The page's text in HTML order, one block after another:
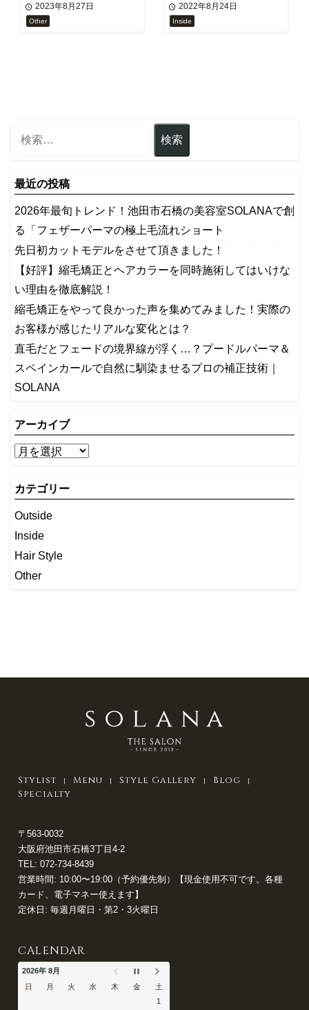
2023年8月27日
Other
2022年8月24日
Inside
最近の投稿
2026年最旬トレンド！池田市石橋の美容室SOLANAで創
る「フェザーパーマの極上毛流れショート
先日初カットモデルをさせて頂きました！
【好評】縮毛矯正とヘアカラーを同時施術してはいけな
い理由を徹底解説！
縮毛矯正をやって良かった声を集めてみました！実際の
お客様が感じたリアルな変化とは？
​直毛だとフェードの境界線が浮く…？プードルパーマ＆
スペインカールで自然に馴染ませるプロの補正技術｜
SOLANA
アーカイブ
カテゴリー
Outside
Inside
Hair Style
Other
Stylist Menu Style Gallery
Blog
Specialty
〒563-0032
大阪府池田市石橋3丁目4-2
TEL: 072-734-8439
営業時間: 10:00〜19:00（予約優先制）【現金使用不可です。各種
カード、電子マネー使えます】
定休日: 毎週月曜日・第2・3火曜日
CALENDAR
2026年 8月
日
月 火 水 木 金
土
1